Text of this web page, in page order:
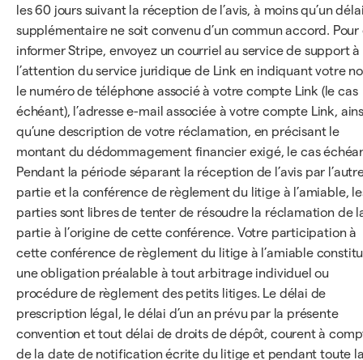
les 60 jours suivant la réception de l’avis, à moins qu’un
supplémentaire ne soit convenu d’un commun accord. Pour
informer Stripe, envoyez un courriel au service de support à
l’attention du service juridique de Link en indiquant votre
le numéro de téléphone associé à votre compte Link (le cas
échéant), l’adresse e-mail associée à votre compte Link,
qu’une description de votre réclamation, en précisant le
montant du dédommagement financier exigé, le cas
Pendant la période séparant la réception de l’avis par
partie et la conférence de règlement du litige à l’amiable,
parties sont libres de tenter de résoudre la réclamation de
partie à l’origine de cette conférence. Votre participation à
cette conférence de règlement du litige à l’amiable
une obligation préalable à tout arbitrage individuel ou
procédure de règlement des petits litiges. Le délai de
prescription légal, le délai d’un an prévu par la présente
convention et tout délai de droits de dépôt, courent à
de la date de notification écrite du litige et pendant toute